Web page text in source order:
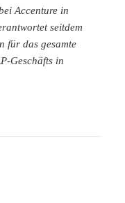
Accenture in
seitdem
für das gesamte
Geschäfts in